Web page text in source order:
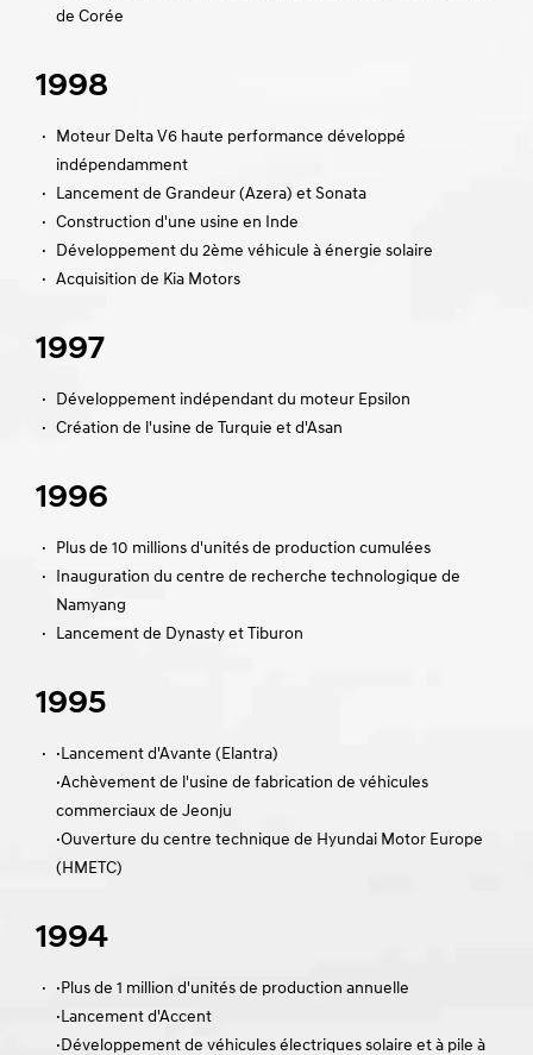
de Corée
1998
· Moteur Delta V6 haute performance développé
indépendamment
· Lancement de Grandeur (Azera) et Sonata
· Construction d'une usine en Inde
· Développement du 2ème véhicule à énergie solaire
· Acquisition de Kia Motors
1997
· Développement indépendant du moteur Epsilon
· Création de l'usine de Turquie et d'Asan
1996
· Plus de 10 millions d'unités de production cumulées
· Inauguration du centre de recherche technologique de
Namyang
· Lancement de Dynasty et Tiburon
1995
· ·Lancement d'Avante (Elantra)
·Achèvement de l'usine de fabrication de véhicules
commerciaux de Jeonju
·Ouverture du centre technique de Hyundai Motor Europe
(HMETC)
1994
· ·Plus de 1 million d'unités de production annuelle
·Lancement d'Accent
·Développement de véhicules électriques solaire et à pile à